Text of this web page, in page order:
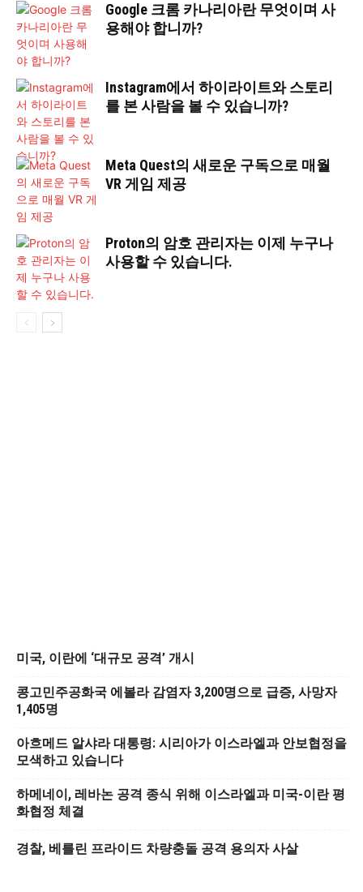
Google 크롬 카나리아란 무엇이며 사
용해야 합니까?
Instagram에서 하이라이트와 스토리
를 본 사람을 볼 수 있습니까?
Meta Quest의 새로운 구독으로 매월
VR 게임 제공
Proton의 암호 ​​관리자는 이제 누구나
사용할 수 있습니다.
미국, 이란에 ‘대규모 공격’ 개시
콩고민주공화국 에볼라 감염자 3,200명으로 급증, 사망자
1,405명
아흐메드 알샤라 대통령: 시리아가 이스라엘과 안보협정을
모색하고 있습니다
하메네이, 레바논 공격 종식 위해 이스라엘과 미국-이란 평
화협정 체결
경찰, 베를린 프라이드 차량충돌 공격 용의자 사살